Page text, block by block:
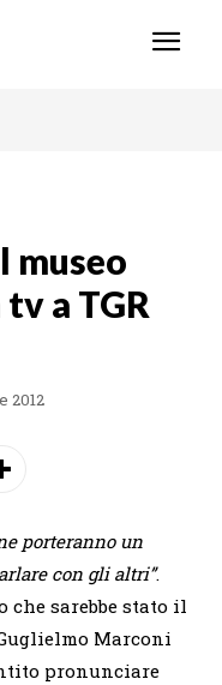
museo
a TGR
2012
porteranno un
con gli altri”.
sarebbe stato il
Marconi
pronunciare